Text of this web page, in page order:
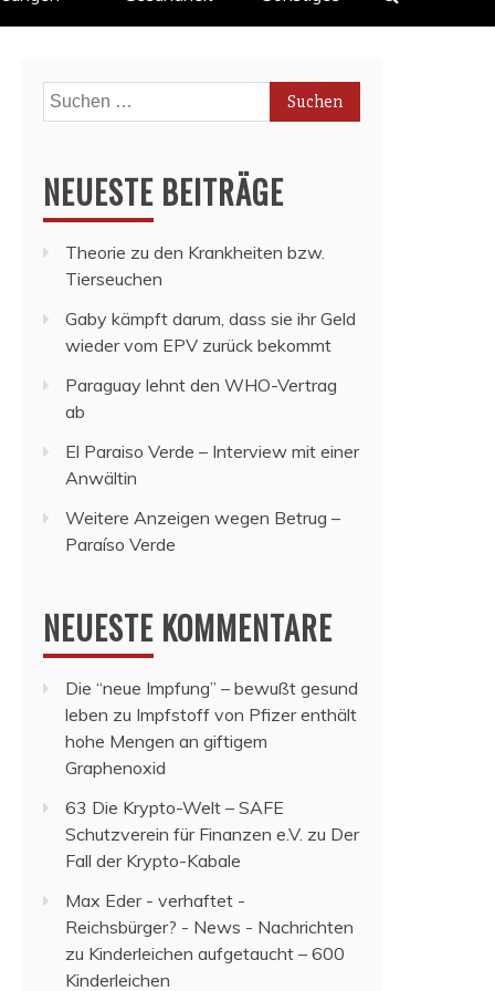
Suchen
nach:
NEUESTE BEITRÄGE
Theorie zu den Krankheiten bzw.
Tierseuchen
Gaby kämpft darum, dass sie ihr Geld
wieder vom EPV zurück bekommt
Paraguay lehnt den WHO-Vertrag
ab
El Paraiso Verde – Interview mit einer
Anwältin
Weitere Anzeigen wegen Betrug –
Paraíso Verde
NEUESTE KOMMENTARE
Die “neue Impfung” – bewußt gesund
leben zu Impfstoff von Pfizer enthält
hohe Mengen an giftigem
Graphenoxid
63 Die Krypto-Welt – SAFE
Schutzverein für Finanzen e.V. zu Der
Fall der Krypto-Kabale
Max Eder - verhaftet -
Reichsbürger? - News - Nachrichten
zu Kinderleichen aufgetaucht – 600
Kinderleichen